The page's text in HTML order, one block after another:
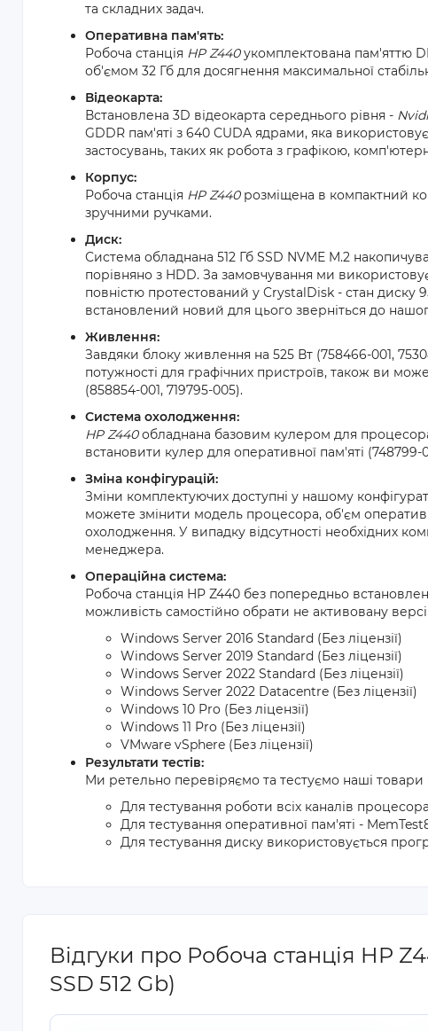
та складних задач.
Оперативна пам'ять:
Робоча станція HP Z440укомплектована пам'яттю
об'ємом 32 Гб для досягнення максимальної
Відеокарта:
Встановлена 3D відеокарта середнього рівня -
GDDR пам'яті з 640 CUDA ядрами, яка
застосувань, таких як робота з графікою,
Корпус:
Робоча станція HP Z440розміщена в компактний
зручними ручками.
Диск:
Система обладнана 512 Гб SSD NVME M.2
порівняно з HDD. За замовчування ми
повністю протестований у CrystalDisk - стан диску
встановлений новий для цього зверніться до
Живлення:
Завдяки блоку живлення на 525 Вт (758466-001,
потужності для графічних пристроїв, також ви
(858854-001, 719795-005).
Система охолодження:
HP Z440обладнана базовим кулером для
встановити кулер для оперативної пам'яті (748799-
Зміна конфігурацій:
Зміни комплектуючих доступні у нашому
можете змінити модель процесора, об'єм
охолодження. У випадку відсутності необхідних
менеджера.
Операційна система:
Робоча станція HP Z440 без попередньо
можливість самостійно обрати не активовану
Windows Server 2016 Standard (Без ліцензії)
Windows Server 2019 Standard (Без ліцензії)
Windows Server 2022 Standard (Без ліцензії)
Windows Server 2022 Datacentre (Без ліцензії)
Windows 10 Pro (Без ліцензії)
Windows 11 Pro (Без ліцензії)
VMware vSphere (Без ліцензії)
Результати тестів:
Ми ретельно перевіряємо та тестуємо наші
Для тестування роботи всіх каналів
Для тестування оперативної пам'яті -
Для тестування диску використовується
Відгуки про Робоча станція HP
SSD 512 Gb)